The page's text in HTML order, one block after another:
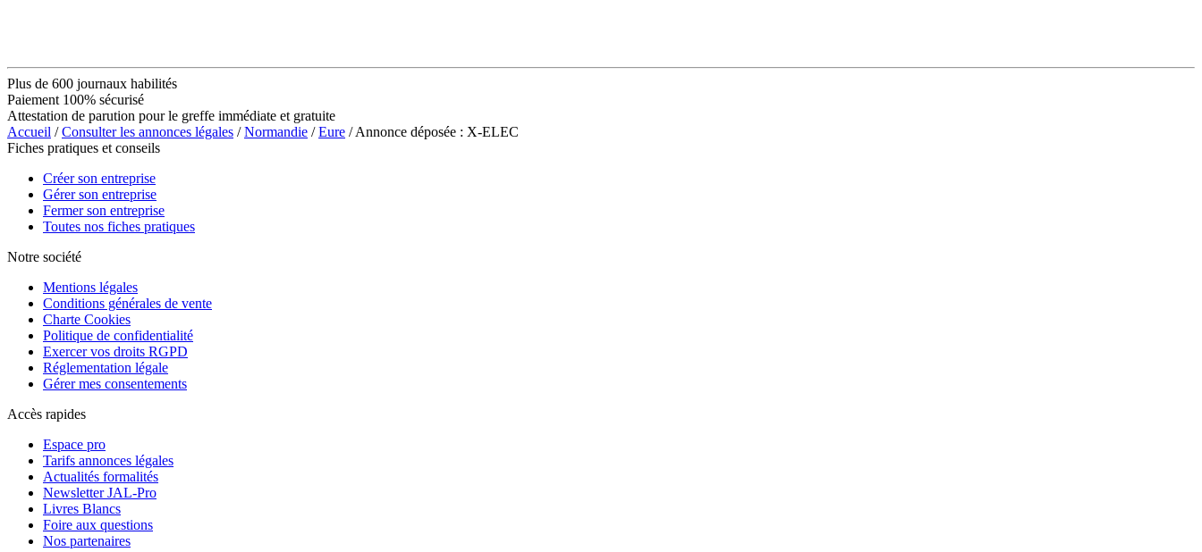
Plus de 600 journaux habilités
Paiement 100% sécurisé
Attestation de parution pour le greffe immédiate et gratuite
Accueil /Consulter les annonces légales /Normandie /Eure / Annonce déposée : X-ELEC
Fiches pratiques et conseils
Créer son entreprise
Gérer son entreprise
Fermer son entreprise
Toutes nos fiches pratiques
Notre société
Mentions légales
Conditions générales de vente
Charte Cookies
Politique de confidentialité
Exercer vos droits RGPD
Réglementation légale
Gérer mes consentements
Accès rapides
Espace pro
Tarifs annonces légales
Actualités formalités
Newsletter JAL-Pro
Livres Blancs
Foire aux questions
Nos partenaires